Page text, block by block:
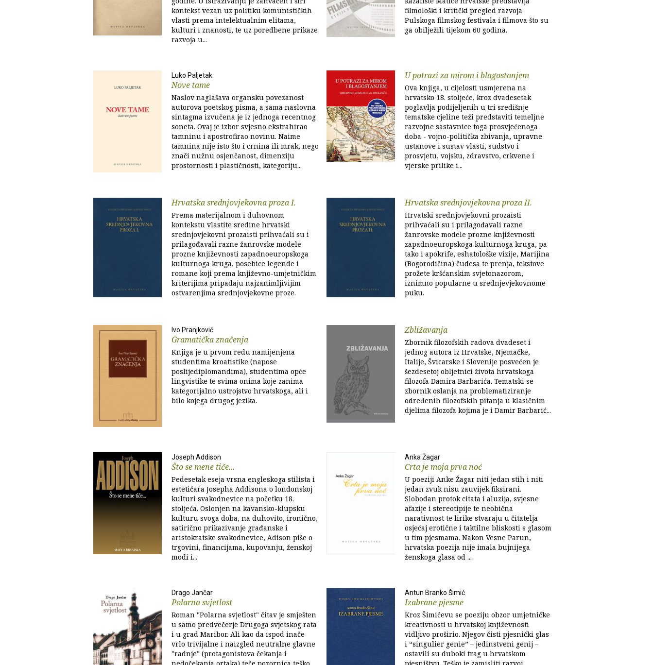
kontekst vezan uz politiku komunističkih
vlasti prema intelektualnim elitama,
kulturi i znanosti, te uz poredbene prikaze
razvoja u...
filmološki i kritički pregled razvoja
Pulskoga filmskog festivala i filmova što su
ga obilježili tijekom 60 godina.
Luko Paljetak
Nove tame
Naslov naglašava organsku povezanost
autorova poetskog pisma, a sama naslovna
sintagma izvučena je iz jednoga recentnog
soneta. Ovaj je izbor svjesno ekstrahirao
tamninu i apostrofirao novinu. Naime
tamnina nije isto što i crnina ili mrak, nego
znači nužnu osjenčanost, dimenziju
prostornosti i plastičnosti, kategoriju...
U potrazi za mirom i blagostanjem
Ova knjiga, u cijelosti usmjerena na
hrvatsko 18. stoljeće, kroz dvadesetak
poglavlja podijeljenih u tri središnje
tematske cjeline teži predstaviti temeljne
razvojne sastavnice toga prosvjećenoga
doba - vojno-politička zbivanja, upravne
ustanove i sustav vlasti, sudstvo i
prosvjetu, vojsku, zdravstvo, crkvene i
vjerske prilike i...
Hrvatska srednjovjekovna proza I.
Prema materijalnom i duhovnom
kontekstu vlastite sredine hrvatski
srednjovjekovni prozaisti prihvaćali su i
prilagođavali razne žanrovske modele
prozne književnosti zapadnoeuropskoga
kulturnoga kruga, posebice legende i
romane koji prema književno-umjetničkim
kriterijima pripadaju najzanimljivijim
ostvarenjima srednjovjekovne proze.
Hrvatska srednjovjekovna proza II.
Hrvatski srednjovjekovni prozaisti
prihvaćali su i prilagođavali razne
žanrovske modele prozne književnosti
zapadnoeuropskoga kulturnoga kruga, pa
tako i apokrife, eshatološke vizije, Marijina
(Bogorodičina) čudesa te prenja, tekstove
prožete kršćanskim svjetonazorom,
iznimno popularne u srednjevjekovnome
puku.
Ivo Pranjković
Gramatička značenja
Knjiga je u prvom redu namijenjena
studentima kroatistike (napose
poslijediplomandima), studentima opće
lingvistike te svima onima koje zanima
kategorijalno ustrojstvo hrvatskoga, ali i
bilo kojega drugog jezika.
Zbližavanja
Zbornik filozofskih radova dvadeset i
jednog autora iz Hrvatske, Njemačke,
Italije, Švicarske i Slovenije posvećen je
šezdesetoj obljetnici života hrvatskoga
filozofa Damira Barbarića. Tematski se
zbornik oslanja na problematiziranje
određenih filozofskih pitanja u klasičnim
djelima filozofa kojima je i Damir Barbarić...
Joseph Addison
Što se mene tiče...
Pedesetak eseja vrsna engleskoga stilista i
estetičara Josepha Addisona o londonskoj
kulturi svakodnevice na početku 18.
stoljeća. Oslonjen na kavansko-klupsku
kulturu svoga doba, na duhovito, ironično,
satirično prikazivanje građanske i
aristokratske svakodnevice, Adison piše o
trgovini, financijama, kupovanju, ženskoj
modi i...
Anka Žagar
Crta je moja prva noć
U poeziji Anke Žagar niti jedan stih i niti
jedan zvuk nisu zauvijek fiksirani.
Slobodan protok citata i aluzija, svjesne
afazije i stereotipije te neobična
narativnost te lirike stvaraju u čitatelja
osjećaj erotične i taktilne bliskosti s glasom
u tim pjesmama. Nakon Vesne Parun,
hrvatska poezija nije imala bujnijega
ženskoga glasa od ...
Drago Jančar
Polarna svjetlost
Roman "Polarna svjetlost" čitav je smješten
u samo predvečerje Drugoga svjetskog rata
i u grad Maribor. Ali kao da ispod inače
vrlo trivijalne i naizgled neutralne glavne
"radnje" (protagonistova čekanja i
Antun Branko Šimić
Izabrane pjesme
Kroz Šimićevu se poeziju obzor umjetničke
kreativnosti u hrvatskoj književnosti
vidljivo proširio. Njegov čisti pjesnički glas
i “singulier genie” – jedinstveni genij –
ostavili su duboki trag u hrvatskom